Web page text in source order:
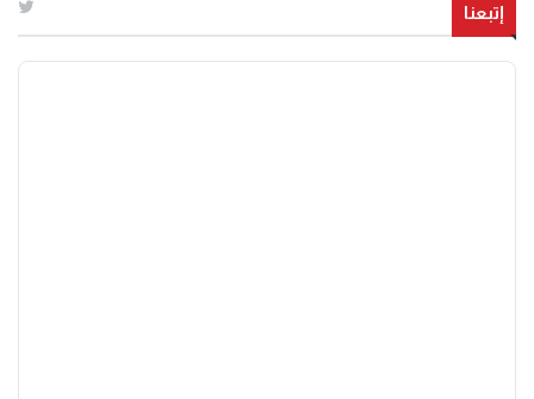
إتبعنا